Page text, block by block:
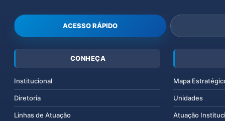
ACESSO RÁPIDO
CONHEÇA
Institucional
Diretoria
Linhas de Atuação
Mapa
Unidades
Atuação